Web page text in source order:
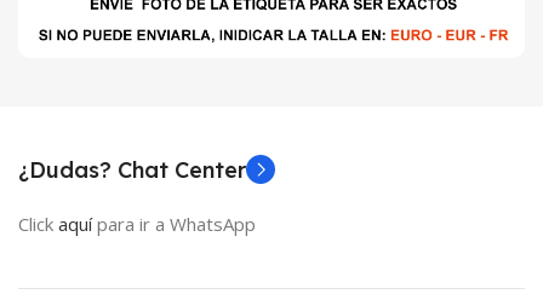
¿Dudas? Chat Center
Click aquípara ir a WhatsApp